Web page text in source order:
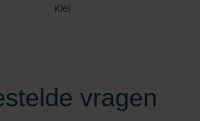
Klei
vragen